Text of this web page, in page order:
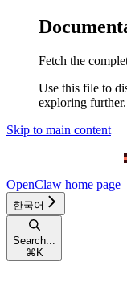
Fetch the
Use this file to
exploring further.
Skip to main content
OpenClaw home page
한국어
Search...
⌘ K